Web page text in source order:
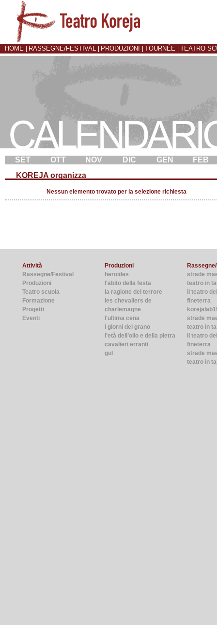
HOME RASSEGNE/FESTIVAL PRODUZIONI TOURNÉE TEATRO
SET OTT NOV DIC GEN
FEB
KOREJA organizza
Nessun elemento trovato per la selezione richiesta
Attività
Rassegne/Festival
Produzioni
Teatro scuola
Formazione
Progetti
Eventi
Produzioni
heroides
l'abito della festa
la ragione del terrore
les chevaliers de
charlemagne
l'ultima cena
i giorni del grano
l’età dell’olio e della pietra
cavalieri erranti
gul
strade
teatro in
il teatro
fineterra
strade
teatro in
il teatro
fineterra
strade
teatro in